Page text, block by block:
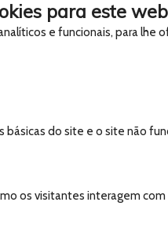
para este
e funcionais, para lhe
básicas do site e o site não
os visitantes interagem